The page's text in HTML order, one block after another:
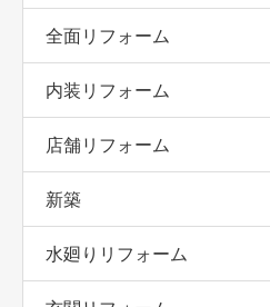
全面リフォーム
内装リフォーム
店舗リフォーム
新築
水廻りリフォーム